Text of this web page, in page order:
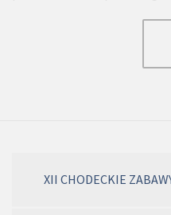
XII CHODECKIE